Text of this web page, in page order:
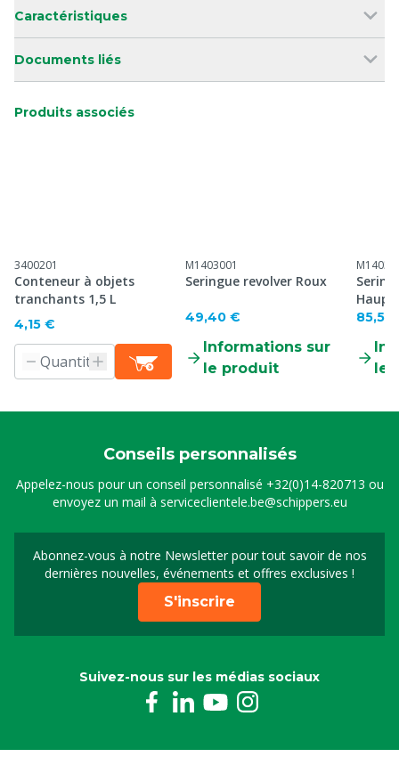
Caractéristiques
Documents liés
Produits associés
3400201
Conteneur à objets
tranchants 1,5 L
4,15 €
M1403001
Seringue revolver Roux
49,40 €
Informations sur
le produit
85,50
le
Conseils personnalisés
Appelez-nous pour un conseil personnalisé +32(0)14-820713 ou
envoyez un mail à serviceclientele.be@schippers.eu
Abonnez-vous à notre Newsletter pour tout savoir de nos
dernières nouvelles, événements et offres exclusives !
Inscrivez-vous à notre
S'inscrire
Suivez-nous sur les médias sociaux